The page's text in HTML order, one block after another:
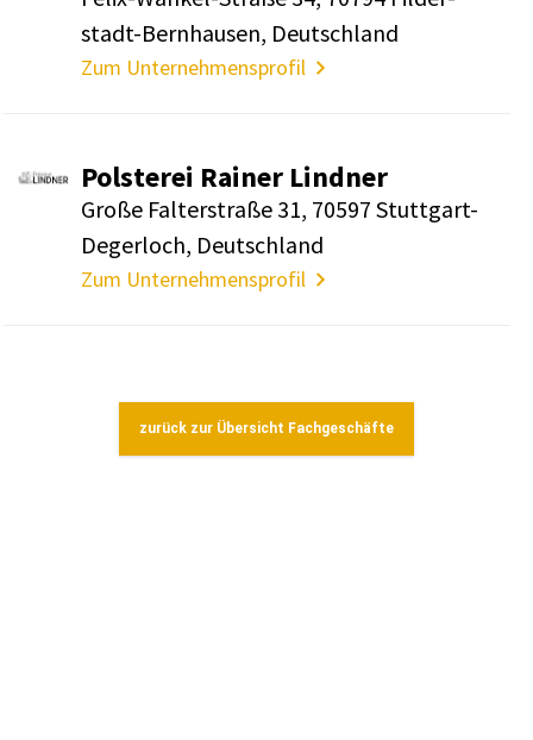
stadt-Bern­hausen, Deutsch­land
Zum Unternehmensprofil
Pols­terei Rainer Lindner
Große Falter­straße 31, 70597 Stutt­gart-
Deger­loch, Deutsch­land
Zum Unternehmensprofil
zurück zur Übersicht Fachgeschäfte